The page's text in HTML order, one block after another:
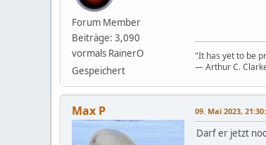
Forum Member
Beiträge: 3,090
vormals RainerO
Gespeichert
"It has yet to be
― Arthur C.
Max P 09. Mai 2023,
Darf er jetzt